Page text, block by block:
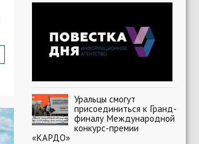
Уральцы смогут
присоединиться к Гранд-
финалу Международной
конкурс-премии
«КАРДО»